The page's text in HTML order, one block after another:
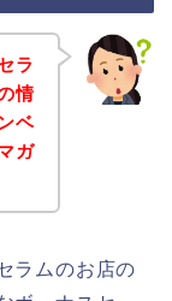
ラ
情
ベ
ガ
ラムのお店の